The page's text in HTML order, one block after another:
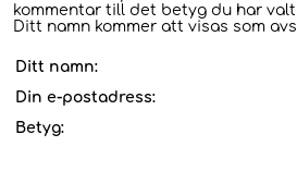
kommentar till det betyg du har
Ditt namn kommer att visas som
Ditt namn:
Din e-postadress:
Betyg: